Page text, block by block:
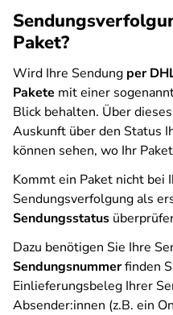
Paket?
Wird Ihre Sendung per
Pakete mit einer
Blick behalten. Über
Auskunft über den Status
können sehen, wo Ihr
Kommt ein Paket nicht bei
Sendungsverfolgung als
Sendungsstatus
Dazu benötigen Sie Ihre
Sendungsnummerfinden
Einlieferungsbeleg Ihrer
Absender:innen (z.B. ein